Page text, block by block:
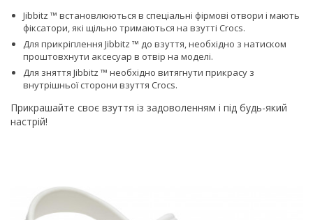
Jibbitz ™ встановлюються в спеціальні фірмові отвори і мають
фіксатори, які щільно тримаються на взутті Сrocs.
Для прикріплення Jibbitz ™ до взуття, необхідно з натиском
проштовхнути аксесуар в отвір на моделі.
Для зняття Jibbitz ™ необхідно витягнути прикрасу з
внутрішньої сторони взуття Сrocs.
Прикрашайте своє взуття із задоволенням і під будь-який
настрій!